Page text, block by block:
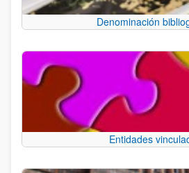
Denominación
Entidades